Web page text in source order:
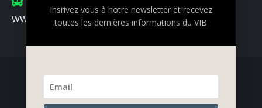
www.vib-reunion.com
© 2021 VIB Réunion. Tous droits réservés |
Mentions Légales|CGV|Confidentialité
Insrivez vous à notre newsletter et recevez
toutes les dernières informations du VIB